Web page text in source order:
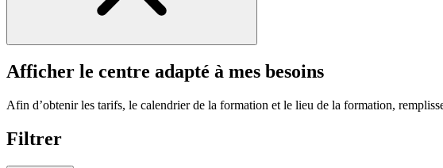
Afficher le centre adapté à mes besoins
Afin d’obtenir les tarifs, le calendrier de la formation et le lieu de la formation,
Filtrer